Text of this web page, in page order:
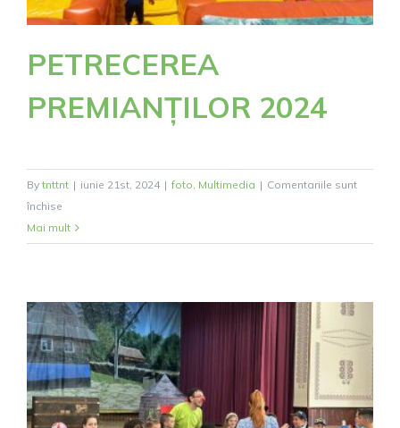
PETRECEREA
PREMIANȚILOR 2024
By tnttnt | iunie 21st, 2024 | foto, Multimedia | Comentariile sunt
închise
PETRECEREA
PREMIANȚILOR
Mai mult